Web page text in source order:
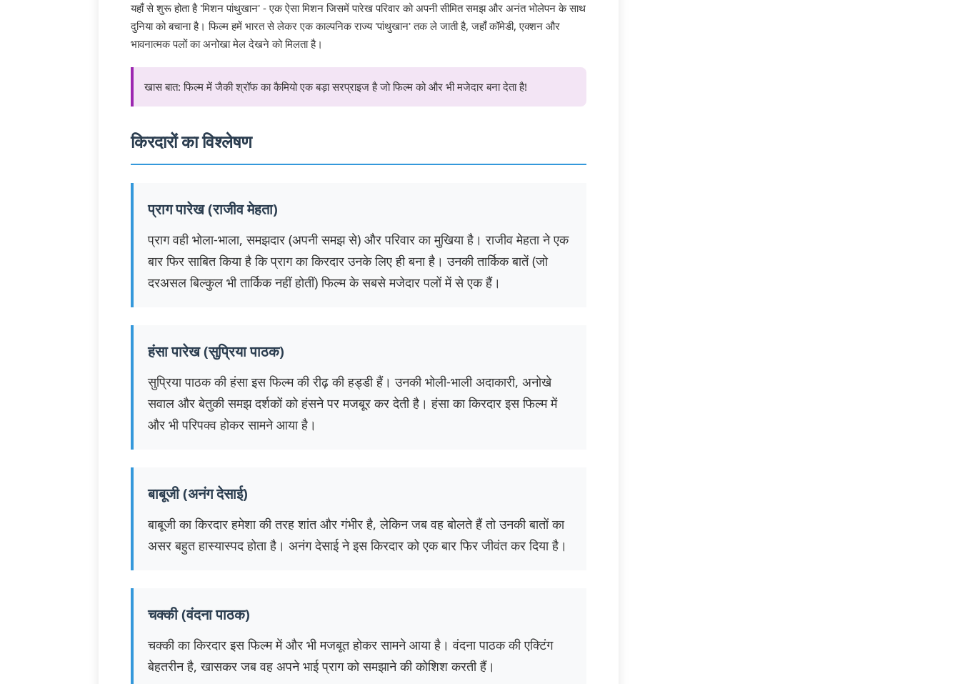
यहाँ से शुरू होता है 'मिशन पांथुखान' - एक ऐसा मिशन जिसमें पारेख परिवार को अपनी सीमित समझ और अनंत भोलेपन के साथ
दुनिया को बचाना है। फिल्म हमें भारत से लेकर एक काल्पनिक राज्य 'पांथुखान' तक ले जाती है, जहाँ कॉमेडी, एक्शन और
भावनात्मक पलों का अनोखा मेल देखने को मिलता है।
खास बात: फिल्म में जैकी श्रॉफ का कैमियो एक बड़ा सरप्राइज है जो फिल्म को और भी मजेदार बना देता है!
किरदारों का विश्लेषण
प्राग पारेख (राजीव मेहता)
प्राग वही भोला-भाला, समझदार (अपनी समझ से) और परिवार का मुखिया है। राजीव मेहता ने एक
बार फिर साबित किया है कि प्राग का किरदार उनके लिए ही बना है। उनकी तार्किक बातें (जो
दरअसल बिल्कुल भी तार्किक नहीं होतीं) फिल्म के सबसे मजेदार पलों में से एक हैं।
हंसा पारेख (सुप्रिया पाठक)
सुप्रिया पाठक की हंसा इस फिल्म की रीढ़ की हड्डी हैं। उनकी भोली-भाली अदाकारी, अनोखे
सवाल और बेतुकी समझ दर्शकों को हंसने पर मजबूर कर देती है। हंसा का किरदार इस फिल्म में
और भी परिपक्व होकर सामने आया है।
बाबूजी (अनंग देसाई)
बाबूजी का किरदार हमेशा की तरह शांत और गंभीर है, लेकिन जब वह बोलते हैं तो उनकी बातों का
असर बहुत हास्यास्पद होता है। अनंग देसाई ने इस किरदार को एक बार फिर जीवंत कर दिया है।
चक्की (वंदना पाठक)
चक्की का किरदार इस फिल्म में और भी मजबूत होकर सामने आया है। वंदना पाठक की एक्टिंग
बेहतरीन है, खासकर जब वह अपने भाई प्राग को समझाने की कोशिश करती हैं।